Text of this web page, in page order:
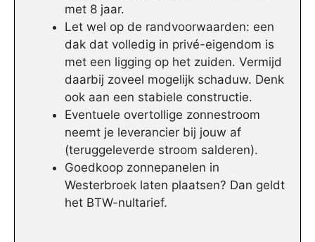
met 8 jaar.
Let wel op de randvoorwaarden: een
dak dat volledig in privé-eigendom is
met een ligging op het zuiden. Vermijd
daarbij zoveel mogelijk schaduw. Denk
ook aan een stabiele constructie.
Eventuele overtollige zonnestroom
neemt je leverancier bij jouw af
(teruggeleverde stroom salderen).
Goedkoop zonnepanelen in
Westerbroek laten plaatsen? Dan geldt
het BTW-nultarief.